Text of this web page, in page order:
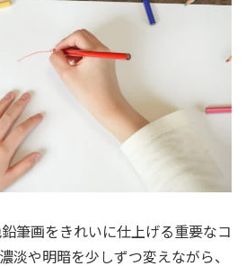
筆画をきれいに仕上げる重要なコ
淡や明暗を少しずつ変えながら、